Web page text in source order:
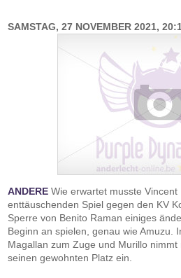
SAMSTAG, 27 NOVEMBER 2021,
ANDERE Wie erwartet musste
enttäuschenden Spiel gegen den KV
Sperre von Benito Raman einiges
Beginn an spielen, genau wie Amuzu.
Magallan zum Zuge und Murillo
seinen gewohnten Platz ein.